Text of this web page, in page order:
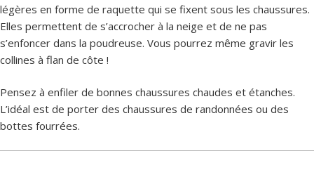
légères en forme de raquette qui se fixent sous les chaussures.
Elles permettent de s’accrocher à la neige et de ne pas
s’enfoncer dans la poudreuse. Vous pourrez même gravir les
collines à flan de côte !
Pensez à enfiler de bonnes chaussures chaudes et étanches.
L’idéal est de porter des chaussures de randonnées ou des
bottes fourrées.